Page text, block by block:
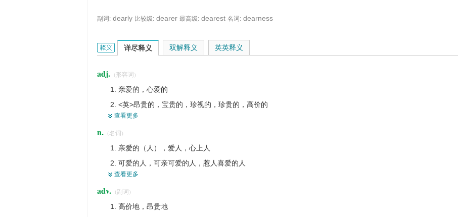
副词: dearly 比较级: dearer 最高级: dearest 名词: dearness
dear的英文翻译是什么意思，词典释义与在线翻译：
详尽释义
adj. (形容词)
亲爱的，心爱的
<英>昂贵的，宝贵的，珍视的，珍贵的，高价的
可爱的
严厉的，厉害的
尊敬的，敬爱的
热切的
查看更多
n. (名词)
亲爱的（人），爱人，心上人
可爱的人，可亲可爱的人，惹人喜爱的人
乖乖，宝宝，宝贝
仁慈的人
宠物
查看更多
adv. (副词)
高价地，昂贵地
双解释义 英英释义